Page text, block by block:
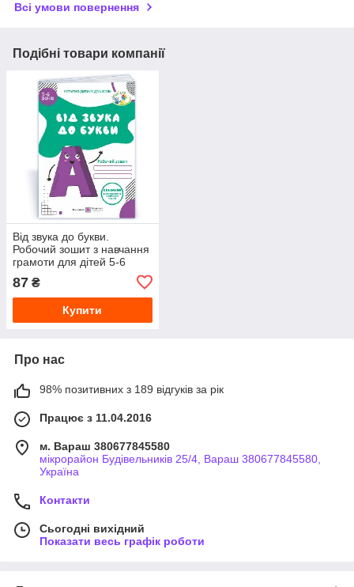
Всі умови повернення
Подібні товари компанії
Від звука до букви.
Робочий зошит з навчання
грамоти для дітей 5-6
87 ₴
Купити
Про нас
98% позитивних з 189 відгуків за рік
Працює з 11.04.2016
м. Вараш 380677845580
мікрорайон Будівельників 25/4, Вараш 380677845580,
Україна
Контакти
Сьогодні вихідний
Показати весь графік роботи